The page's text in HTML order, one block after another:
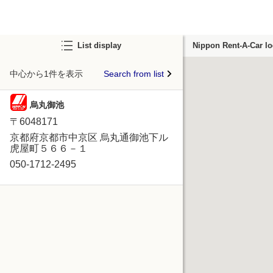
List display
中心から1件を表示 Search from list
烏丸御池
〒6048171
京都府京都市中京区 烏丸通御池下ル
虎屋町５６６－１
050-1712-2495
Nippon Rent-A-Car